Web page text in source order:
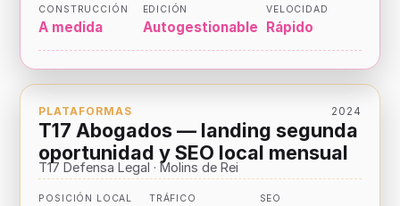
CONSTRUCCIÓN
A medida
EDICIÓN
Autogestionable
VELOCIDAD
Rápido
PLATAFORMAS 2024
T17 Abogados — landing segunda
oportunidad y SEO local mensual
T17 Defensa Legal · Molins de Rei
POSICIÓN LOCAL TRÁFICO SEO